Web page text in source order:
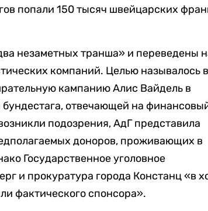
попали 150 тысяч швейцарских
незаметных транша» и переведены
компаний. Целью называлось в
кампанию Алис Вайдель в
отвечающей на
подозрения, АдГ представила
доноров, проживающих в
Государственное уголовное
и прокуратура города Констанц «в
фактического спонсора».